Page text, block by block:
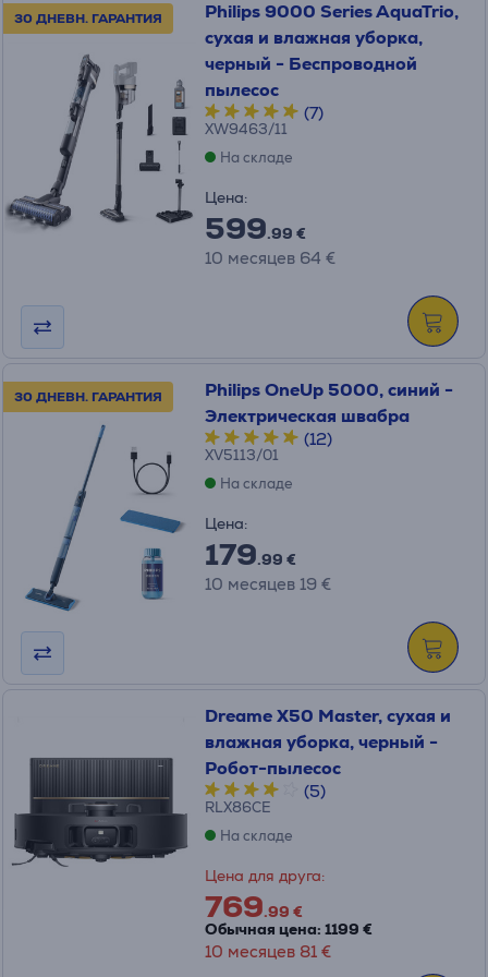
30 ДНЕВН. ГАРАНТИЯ
Philips 9000 Series AquaTrio,
сухая и влажная уборка,
черный - Беспроводной
пылесос
(7)
XW9463/11
На складе
Цена:
599.99 €
10 месяцев 64 €
30 ДНЕВН. ГАРАНТИЯ
Philips OneUp 5000, синий -
Электрическая швабра
(12)
XV5113/01
На складе
Цена:
179.99 €
10 месяцев 19 €
Dreame X50 Master, сухая и
влажная уборка, черный -
Робот-пылесос
(5)
RLX86CE
На складе
Цена для друга:
769.99 €
Обычная цена: 1199 €
10 месяцев 81 €